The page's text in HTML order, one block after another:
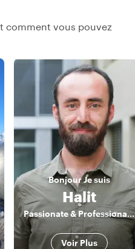
comment vous pouvez
BonjourJe suis
Halit
Passionate & Professional Switzerland Guide
Voir Plus